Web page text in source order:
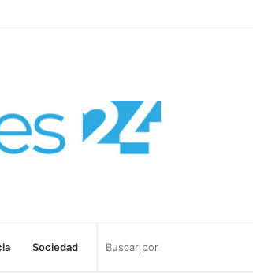
bien» Mons. García Cuerva
Sociedad